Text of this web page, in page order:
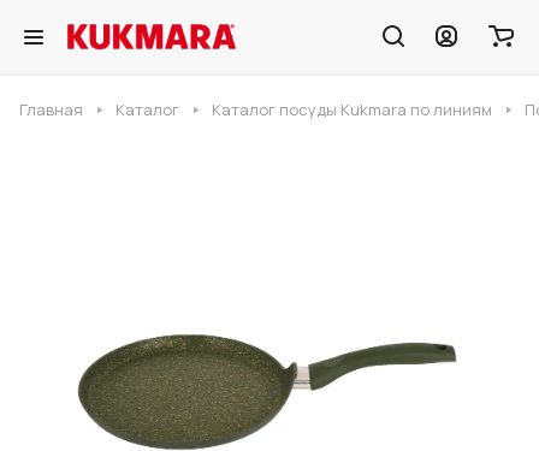
Главная Каталог Каталог посуды Kukmara по линиям